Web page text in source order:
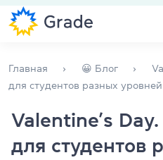
Обучение для
Главная 😀 Блог
для студентов разных уровней
Valentine’s
для студентов